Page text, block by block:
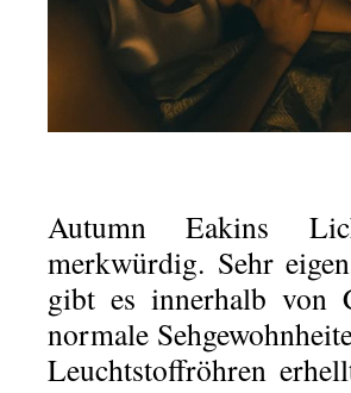
Autumn Eakins
merkwürdig. Sehr
gibt es innerhalb von
normale
Leuchtstoffröhren